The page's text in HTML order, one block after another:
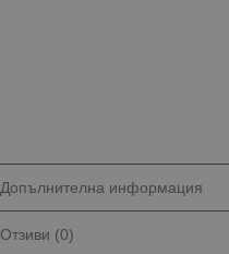
Допълнителна информация
Отзиви (0)